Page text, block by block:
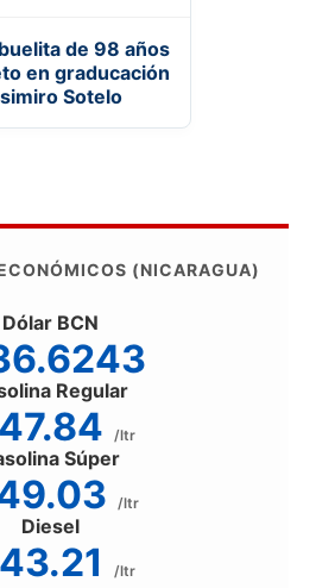
de 98 años
en graducación
Sotelo
(NICARAGUA)
Dólar BCN
Regular
47.84 /ltr
Súper
/ltr
Diesel
43.21 /ltr